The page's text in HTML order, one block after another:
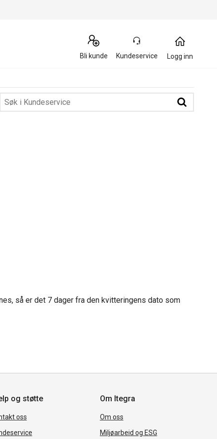
Bli kunde Kundeservice Logg inn
så er det 7 dager fra den kvitteringens dato som
og støtte
oss
Om Itegra
Om oss
Miljøarbeid og ESG